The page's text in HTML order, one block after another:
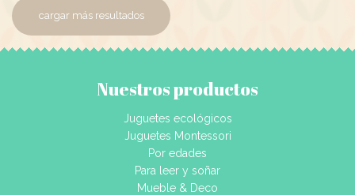
cargar más resultados
Nuestros productos
Juguetes ecológicos
Juguetes Montessori
Por edades
Para leer y soñar
Mueble & Deco